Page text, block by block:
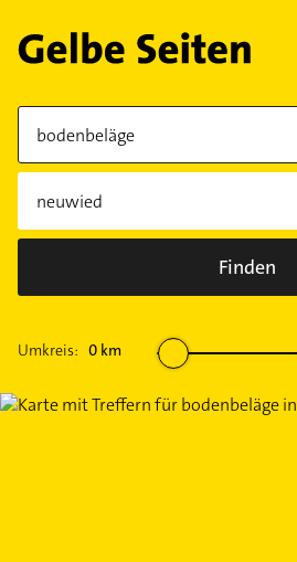
Finden
Umkreis: 0 km